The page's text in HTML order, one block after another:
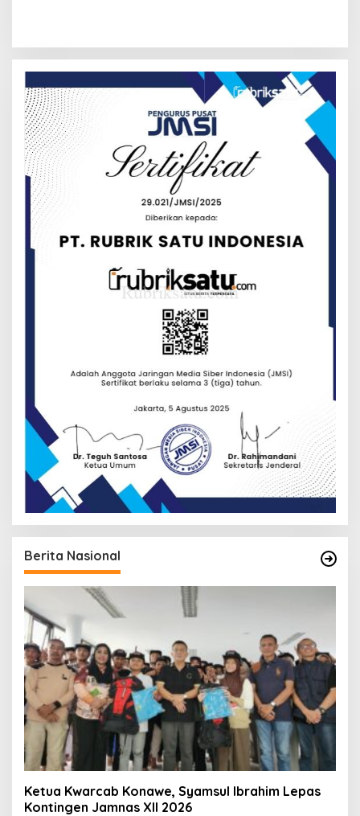
Berita Nasional
Ketua Kwarcab Konawe, Syamsul Ibrahim Lepas
Kontingen Jamnas XII 2026